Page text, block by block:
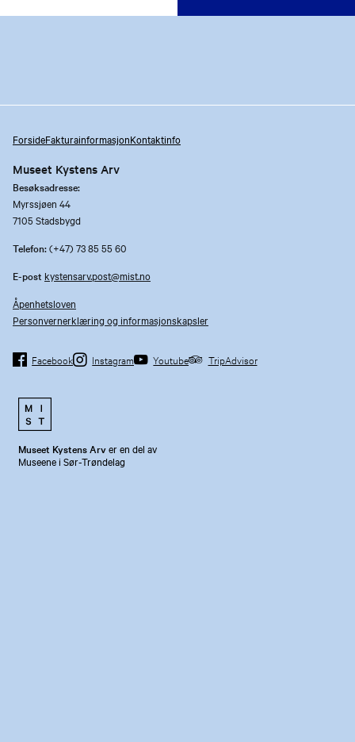
ForsideFakturainformasjonKontaktinfo
Museet Kystens Arv
Besøksadresse:
Myrssjøen 44
7105 Stadsbygd
Telefon:(+47) 73 85 55 60
E-post kystensarv.post@mist.no
Åpenhetsloven
Personvernerklæring og informasjonskapsler
Facebook Instagram Youtube TripAdvisor
Museet Kystens Arver en del av
Museene i Sør-Trøndelag